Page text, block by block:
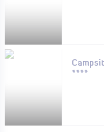
****